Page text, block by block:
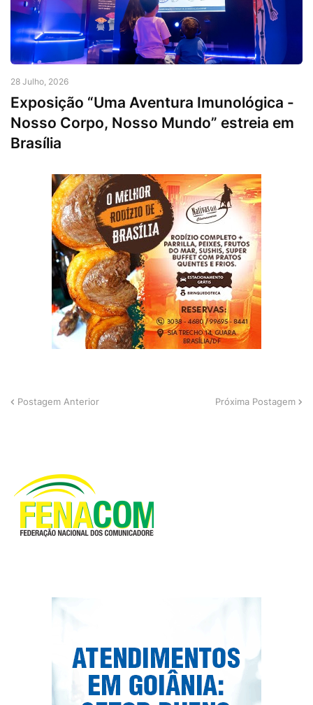
28 Julho, 2026
Exposição “Uma Aventura Imunológica -
Nosso Corpo, Nosso Mundo” estreia em
Brasília
Postagem Anterior Próxima Postagem